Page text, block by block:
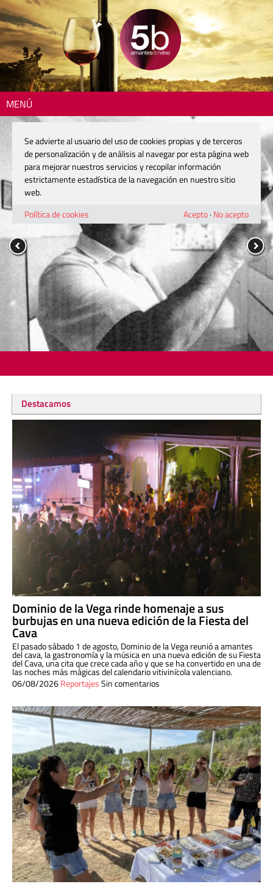
MENÚ
Destacamos
Dominio de la Vega rinde homenaje a sus
burbujas en una nueva edición de la Fiesta del
Cava
El pasado sábado 1 de agosto, Dominio de la Vega reunió a amantes
del cava, la gastronomía y la música en una nueva edición de su Fiesta
del Cava, una cita que crece cada año y que se ha convertido en una de
las noches más mágicas del calendario vitivinícola valenciano.
06/08/2026ReportajesSin comentarios
Se advierte al usuario del uso de cookies propias y de terceros
de personalización y de análisis al navegar por esta página web
para mejorar nuestros servicios y recopilar información
estrictamente estadística de la navegación en nuestro sitio
web.
Política de cookies
Acepto· No acepto